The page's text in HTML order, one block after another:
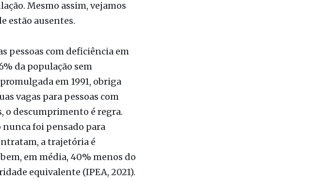
pessoas com deficiência em
em 1991, obriga
vagas para pessoas com
o descumprimento é regra.
nunca foi pensado para
a trajetória é
em média, 40% menos do
equivalente (IPEA, 2021).
desemprego ultrapassa 30%
e capacitismo (IPEA,